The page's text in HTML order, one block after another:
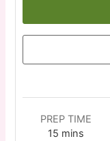
PREP TIME
15 mins